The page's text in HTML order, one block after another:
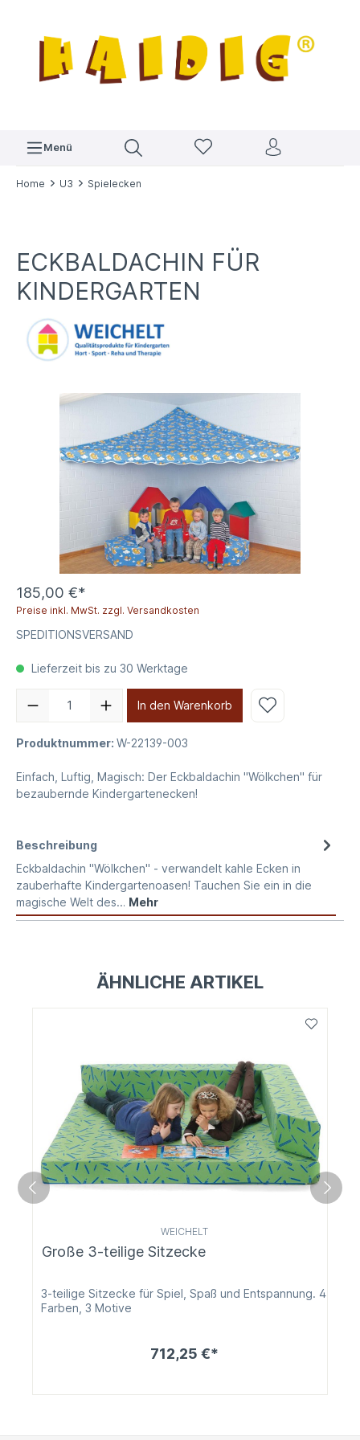
Menü
Home U3 Spielecken
ECKBALDACHIN FÜR
KINDERGARTEN
185,00 €*
Preise inkl. MwSt. zzgl. Versandkosten
SPEDITIONSVERSAND
Lieferzeit bis zu 30 Werktage
In den Warenkorb
Produktnummer: W-22139-003
Einfach, Luftig, Magisch: Der Eckbaldachin "Wölkchen" für
bezaubernde Kindergartenecken!
Beschreibung
Eckbaldachin "Wölkchen" - verwandelt kahle Ecken in
zauberhafte Kindergartenoasen! Tauchen Sie ein in die
magische Welt des… Mehr
ÄHNLICHE ARTIKEL
WEICHELT
Große 3-teilige Sitzecke
3-teilige Sitzecke für Spiel, Spaß und Entspannung. 4
Farben, 3 Motive
712,25 €*